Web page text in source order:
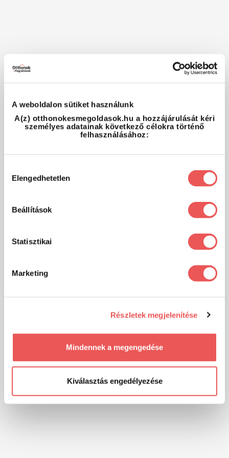
A weboldalon sütiket használunk
A(z) otthonokesmegoldasok.hu a hozzájárulását kéri
személyes adatainak következő célokra történő
felhasználásához:
kiválasztása
Elengedhetetlen
Beállítások
Statisztikai
Marketing
Részletek megjelenítése
Mindennek a megengedése
Kiválasztás engedélyezése